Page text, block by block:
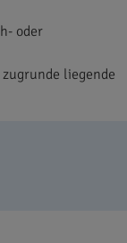
oder
liegende